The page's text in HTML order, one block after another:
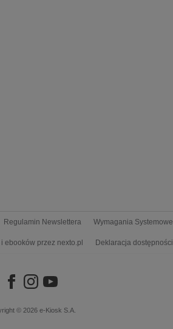
Regulamin Newslettera Wymagania Systemowe
ebooków przez nexto.pl Deklaracja dostępności
© 2026 e-Kiosk S.A.